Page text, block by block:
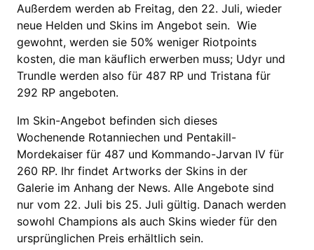
Außerdem werden ab Freitag, den 22. Juli, wieder
neue Helden und Skins im Angebot sein. Wie
gewohnt, werden sie 50% weniger Riotpoints
kosten, die man käuflich erwerben muss; Udyr und
Trundle werden also für 487 RP und Tristana für
292 RP angeboten.
Im Skin-Angebot befinden sich dieses
Wochenende Rotanniechen und Pentakill-
Mordekaiser für 487 und Kommando-Jarvan IV für
260 RP. Ihr findet Artworks der Skins in der
Galerie im Anhang der News. Alle Angebote sind
nur vom 22. Juli bis 25. Juli gültig. Danach werden
sowohl Champions als auch Skins wieder für den
ursprünglichen Preis erhältlich sein.